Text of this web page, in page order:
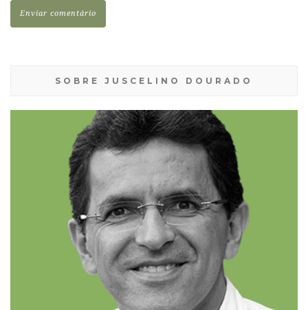
SOBRE JUSCELINO DOURADO